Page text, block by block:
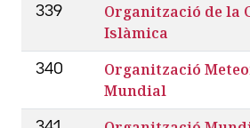
339
Organització de la
Islàmica
340
Organització
Mundial